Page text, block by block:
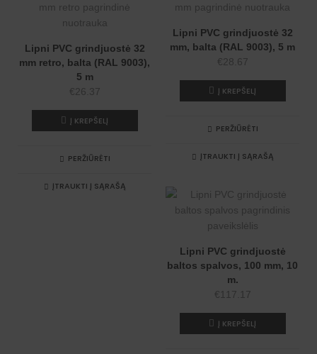
Lipni PVC grindjuostė 32
mm retro, balta (RAL 9003),
5 m
€26.37
Į KREPŠELĮ
PERŽIŪRĖTI
ĮTRAUKTI Į SĄRAŠĄ
Lipni PVC grindjuostė 32
mm, balta (RAL 9003), 5 m
€28.67
Į KREPŠELĮ
PERŽIŪRĖTI
ĮTRAUKTI Į SĄRAŠĄ
Lipni PVC grindjuostė
baltos spalvos, 100 mm, 10
m.
€ 117.17
Į KREPŠELĮ